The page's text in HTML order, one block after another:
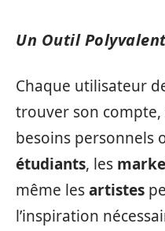
Un Outil
Chaque utilisateur
trouver son
besoins personnels
étudiants, les
même lesartistes
l’inspiration